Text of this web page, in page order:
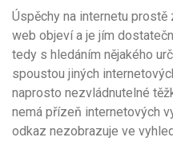
Úspěchy na internetu
web objeví a je jím
tedy s hledáním nějakého
spoustou jiných
naprosto nezvládnutelné
nemá přízeň internetových
odkaz nezobrazuje ve